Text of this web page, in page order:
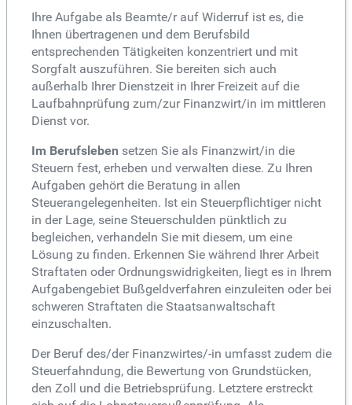
Ihre Aufgabe als Beamte/r auf Widerruf ist es, die
Ihnen übertragenen und dem Berufsbild
entsprechenden Tätigkeiten konzentriert und mit
Sorgfalt auszuführen. Sie bereiten sich auch
außerhalb Ihrer Dienstzeit in Ihrer Freizeit auf die
Laufbahnprüfung zum/zur Finanzwirt/in im mittleren
Dienst vor.
Im Berufsleben setzen Sie als Finanzwirt/in die
Steuern fest, erheben und verwalten diese. Zu Ihren
Aufgaben gehört die Beratung in allen
Steuerangelegenheiten. Ist ein Steuerpflichtiger nicht
in der Lage, seine Steuerschulden pünktlich zu
begleichen, verhandeln Sie mit diesem, um eine
Lösung zu finden. Erkennen Sie während Ihrer Arbeit
Straftaten oder Ordnungswidrigkeiten, liegt es in Ihrem
Aufgabengebiet Bußgeldverfahren einzuleiten oder bei
schweren Straftaten die Staatsanwaltschaft
einzuschalten.
Der Beruf des/der Finanzwirtes/-in umfasst zudem die
Steuerfahndung, die Bewertung von Grundstücken,
den Zoll und die Betriebsprüfung. Letztere erstreckt